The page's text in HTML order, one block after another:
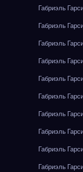
Габриэль
Габриэль
Габриэль
Габриэль
Габриэль
Габриэль
Габриэль
Габриэль
Габриэль
Габриэль